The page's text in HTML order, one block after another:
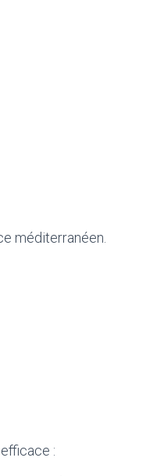
méditerranéen.
: